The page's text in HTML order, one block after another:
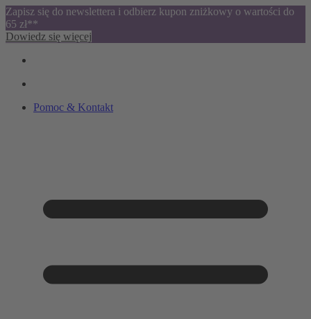
Zapisz się do newslettera i odbierz kupon zniżkowy o wartości do
65 zł**
Dowiedz się więcej
Pomoc & Kontakt